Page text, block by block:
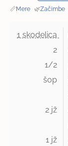
📏Mere · 🌿Začimbe
1 skodelica
2
1/2
šop
2 jž
1 jž